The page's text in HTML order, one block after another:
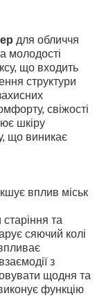
для обличчя
молодості
що входить
структури
свіжості
шкіру
що виникає
вплив міськ
та
сяючий колі
з
щодня та
функцію